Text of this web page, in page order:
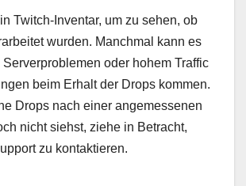
Twitch-Inventar, um zu sehen, ob
wurden. Manchmal kann es
oder hohem Traffic
beim Erhalt der Drops kommen.
Drops nach einer angemessenen
nicht siehst, ziehe in Betracht,
zu kontaktieren.